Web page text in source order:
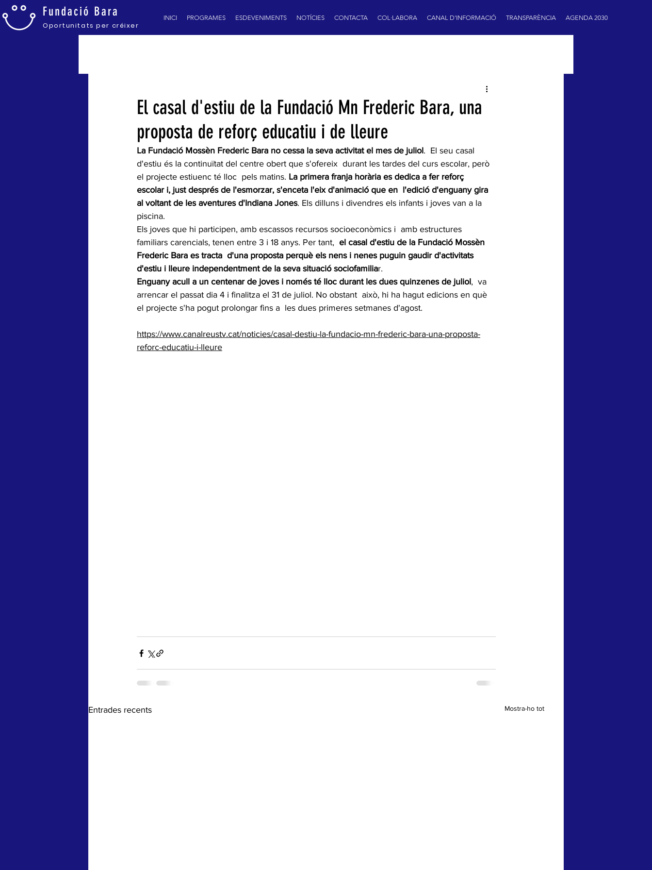
INICI PROGRAMES ESDEVENIMENTS NOTÍCIES CONTACTA COL·LABORA CANAL D'INFORMACIÓ TRANSPARÈNCIA AGENDA 2030
Fundació Bara
Oportunitats per créixer
El casal d'estiu de la Fundació Mn Frederic Bara, una
proposta de reforç educatiu i de lleure
La Fundació Mossèn Frederic Bara no cessa la seva activitat el mes de juliol.  El seu casal
d'estiu és la continuïtat del centre obert que s'ofereix  durant les tardes del curs escolar, però
el projecte estiuenc té lloc  pels matins. La primera franja horària es dedica a fer reforç
escolar i, just després de l'esmorzar, s'enceta l'eix d'animació que en  l'edició d'enguany gira
al voltant de les aventures d'Indiana Jones. Els dilluns i divendres els infants i joves van a la
piscina.
Els joves que hi participen, amb escassos recursos socioeconòmics i  amb estructures
familiars carencials, tenen entre 3 i 18 anys. Per tant, el casal d'estiu de la Fundació Mossèn
Frederic Bara es tracta  d'una proposta perquè els nens i nenes puguin gaudir d'activitats
d'estiu i lleure independentment de la seva situació sociofamiliar.
Enguany acull a un centenar de joves i només té lloc durant les dues quinzenes de juliol,  va
arrencar el passat dia 4 i finalitza el 31 de juliol. No obstant  això, hi ha hagut edicions en què
el projecte s'ha pogut prolongar fins a  les dues primeres setmanes d'agost.
https://www.canalreustv.cat/noticies/casal-destiu-la-fundacio-mn-frederic-bara-una-proposta-
reforc-educatiu-i-lleure
Entrades recents Mostra-ho tot